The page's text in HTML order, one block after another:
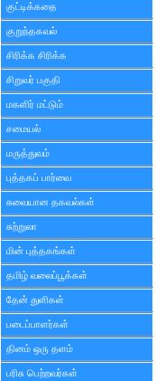
குட்டிக்கதை
குறுந்தகவல்
சிரிக்க சிரிக்க
சிறுவர் பகுதி
மகளிர் மட்டும்
சமையல்
மருத்துவம்
புத்தகப் பார்வை
சுவையான தகவல்கள்
சுற்றுலா
மின் புத்தகங்கள்
தமிழ் வலைப்பூக்கள்
தேன் துளிகள்
படைப்பாளர்கள்
தினம் ஒரு தளம்
பரிசு பெற்றவர்கள்